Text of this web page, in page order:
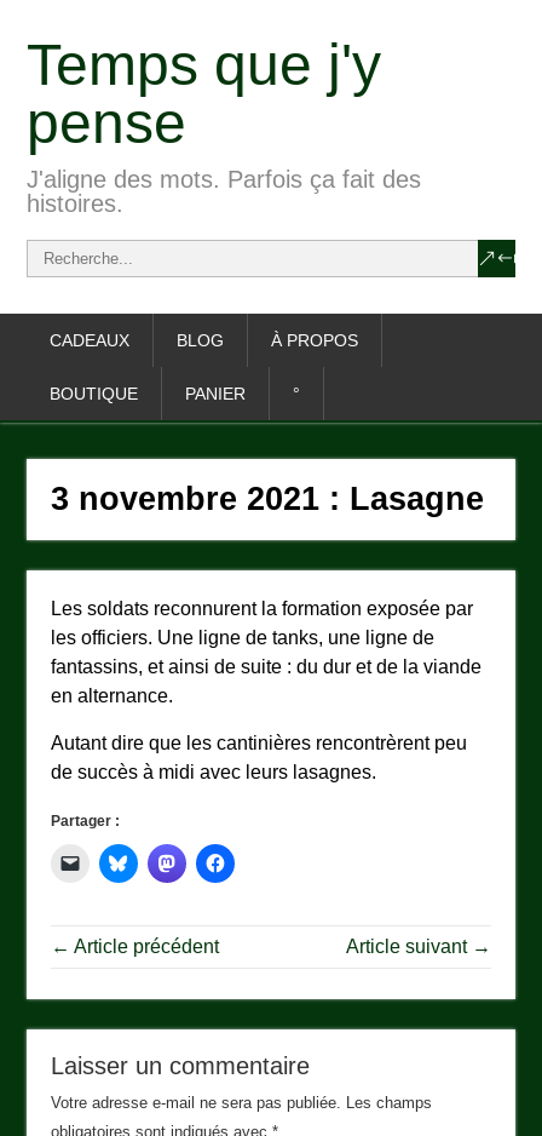
Temps que j'y
pense
J'aligne des mots. Parfois ça fait des
histoires.
CADEAUX BLOG À PROPOS
BOUTIQUE PANIER °
3 novembre 2021 : Lasagne
Les soldats reconnurent la formation exposée par
les officiers. Une ligne de tanks, une ligne de
fantassins, et ainsi de suite : du dur et de la viande
en alternance.
Autant dire que les cantinières rencontrèrent peu
de succès à midi avec leurs lasagnes.
Partager :
← Article précédent Article suivant →
Laisser un commentaire
Votre adresse e-mail ne sera pas publiée. Les champs
obligatoires sont indiqués avec*